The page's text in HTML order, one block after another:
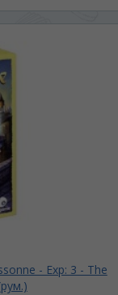
- Exp: 3 - The